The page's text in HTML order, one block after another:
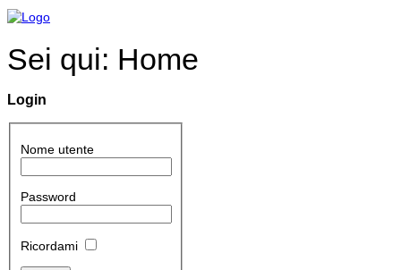
Sei qui: Home
Login
Nome utente
Password
Ricordami